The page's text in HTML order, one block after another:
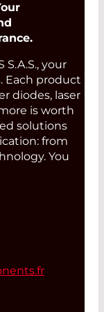
S.A.S., your
Each product
diodes, laser
is worth
solutions
from
You